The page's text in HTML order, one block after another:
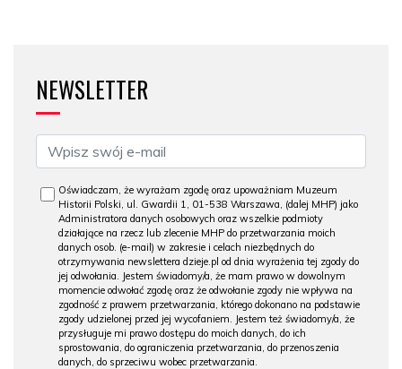
NEWSLETTER
Oświadczam, że wyrażam zgodę oraz upoważniam Muzeum
Historii Polski, ul. Gwardii 1, 01-538 Warszawa, (dalej MHP) jako
Administratora danych osobowych oraz wszelkie podmioty
działające na rzecz lub zlecenie MHP do przetwarzania moich
danych osob. (e-mail) w zakresie i celach niezbędnych do
otrzymywania newslettera dzieje.pl od dnia wyrażenia tej zgody do
jej odwołania. Jestem świadomy/a, że mam prawo w dowolnym
momencie odwołać zgodę oraz że odwołanie zgody nie wpływa na
zgodność z prawem przetwarzania, którego dokonano na podstawie
zgody udzielonej przed jej wycofaniem. Jestem też świadomy/a, że
przysługuje mi prawo dostępu do moich danych, do ich
sprostowania, do ograniczenia przetwarzania, do przenoszenia
danych, do sprzeciwu wobec przetwarzania.